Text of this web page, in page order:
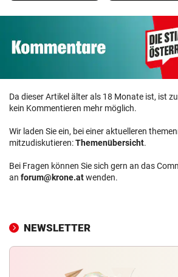
Da dieser Artikel älter als 18 Monate ist, ist
kein Kommentieren mehr möglich.
Wir laden Sie ein, bei einer aktuelleren
mitzudiskutieren:Themenübersicht.
Bei Fragen können Sie sich gern an das
an forum@krone.atwenden.
NEWSLETTER